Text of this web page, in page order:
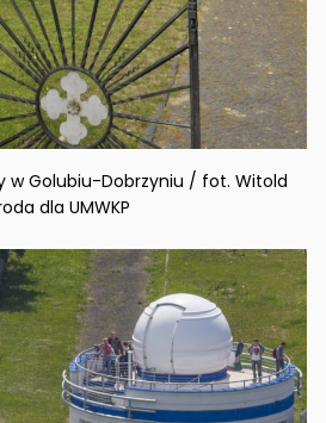
w Golubiu-Dobrzyniu / fot. Witold
dla UMWKP